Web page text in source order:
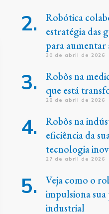
Robótica
estratégia das
para aumentar
30 de abril de 2026
Robôs na
que está
28 de abril de 2026
Robôs na
eficiência da
tecnologia
27 de abril de 2026
Veja como o
impulsiona
industrial